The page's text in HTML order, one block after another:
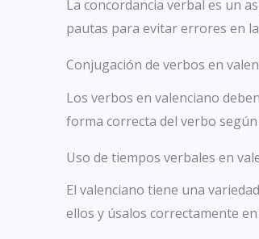
La concordancia verbal es un
pautas para evitar errores en
Conjugación de verbos en
Los verbos en valenciano
forma correcta del verbo
Uso de tiempos verbales en
El valenciano tiene una
ellos y úsalos correctamente